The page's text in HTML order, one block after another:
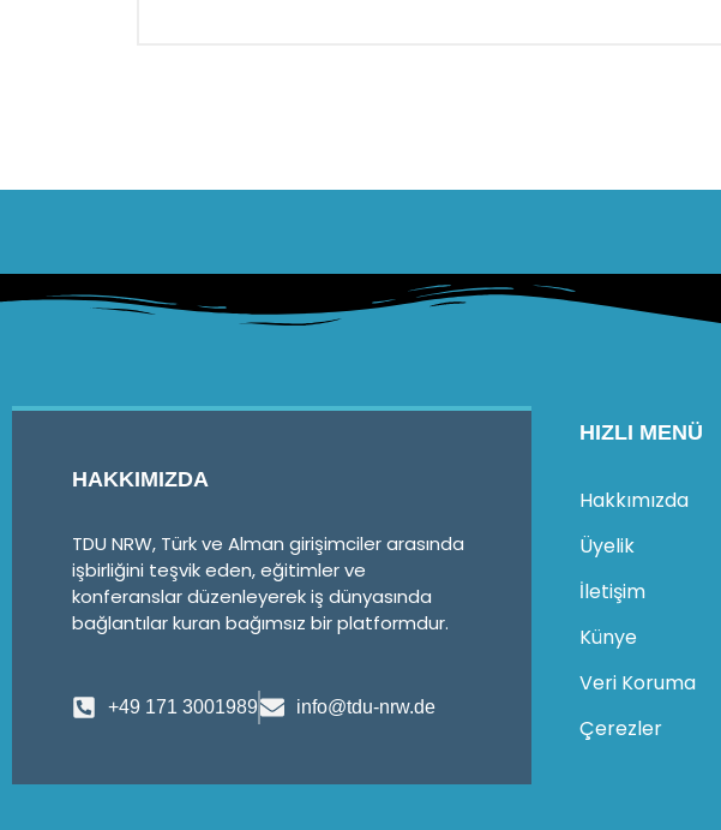
HAKKIMIZDA
TDU NRW, Türk ve Alman girişimciler arasında
işbirliğini teşvik eden, eğitimler ve
konferanslar düzenleyerek iş dünyasında
bağlantılar kuran bağımsız bir platformdur.
+49 171 3001989 info@tdu-nrw.de
HIZLI MENÜ
Hakkımızda
Üyelik
İletişim
Künye
Veri Koruma
Çerezler